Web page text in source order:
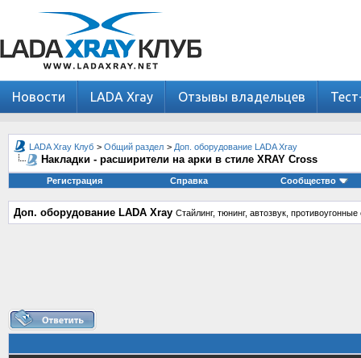
Новости LADA Xray Отзывы владельцев
LADA Xray Клуб > Общий раздел > Доп. оборудование LADA Xray
Накладки - расширители на арки в стиле XRAY Cross
Регистрация Справка Сообщество
Доп. оборудование LADA Xray Стайлинг, тюнинг, автозвук,